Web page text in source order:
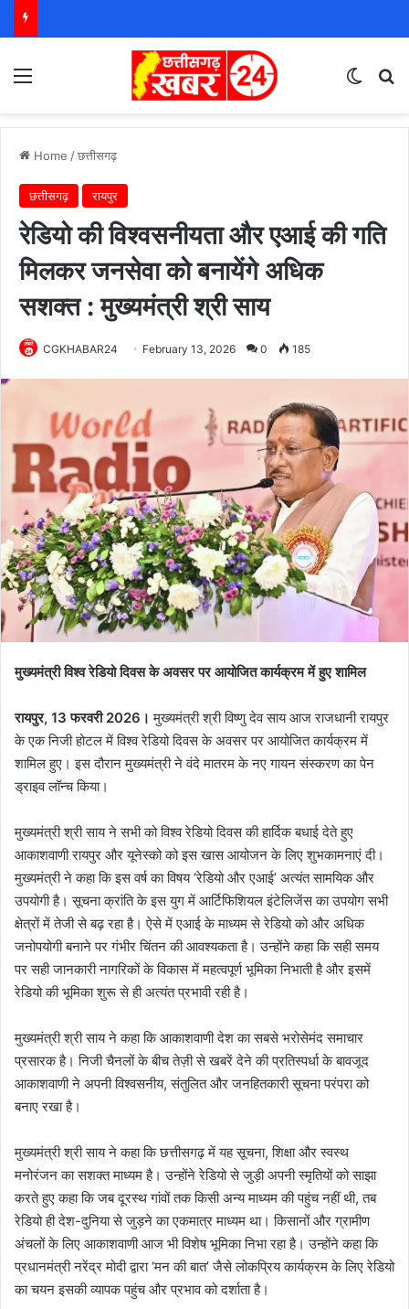
Home /छत्तीसगढ़
छत्तीसगढ़ रायपुर
रेडियो की विश्वसनीयता और एआई की गति
मिलकर जनसेवा को बनायेंगे अधिक
सशक्त : मुख्यमंत्री श्री साय
CGKHABAR24 February 13, 2026 0 185
मुख्यमंत्री विश्व रेडियो दिवस के अवसर पर आयोजित कार्यक्रम में हुए शामिल
रायपुर, 13 फरवरी 2026।मुख्यमंत्री श्री विष्णु देव साय आज राजधानी रायपुर
के एक निजी होटल में विश्व रेडियो दिवस के अवसर पर आयोजित कार्यक्रम में
शामिल हुए। इस दौरान मुख्यमंत्री ने वंदे मातरम के नए गायन संस्करण का पेन
ड्राइव लॉन्च किया।
मुख्यमंत्री श्री साय ने सभी को विश्व रेडियो दिवस की हार्दिक बधाई देते हुए
आकाशवाणी रायपुर और यूनेस्को को इस खास आयोजन के लिए शुभकामनाएं दी।
मुख्यमंत्री ने कहा कि इस वर्ष का विषय ‘रेडियो और एआई’ अत्यंत सामयिक और
उपयोगी है। सूचना क्रांति के इस युग में आर्टिफिशियल इंटेलिजेंस का उपयोग सभी
क्षेत्रों में तेजी से बढ़ रहा है। ऐसे में एआई के माध्यम से रेडियो को और अधिक
जनोपयोगी बनाने पर गंभीर चिंतन की आवश्यकता है। उन्होंने कहा कि सही समय
पर सही जानकारी नागरिकों के विकास में महत्वपूर्ण भूमिका निभाती है और इसमें
रेडियो की भूमिका शुरू से ही अत्यंत प्रभावी रही है।
मुख्यमंत्री श्री साय ने कहा कि आकाशवाणी देश का सबसे भरोसेमंद समाचार
प्रसारक है। निजी चैनलों के बीच तेज़ी से खबरें देने की प्रतिस्पर्धा के बावजूद
आकाशवाणी ने अपनी विश्वसनीय, संतुलित और जनहितकारी सूचना परंपरा को
बनाए रखा है।
मुख्यमंत्री श्री साय ने कहा कि छत्तीसगढ़ में यह सूचना, शिक्षा और स्वस्थ
मनोरंजन का सशक्त माध्यम है। उन्होंने रेडियो से जुड़ी अपनी स्मृतियों को साझा
करते हुए कहा कि जब दूरस्थ गांवों तक किसी अन्य माध्यम की पहुंच नहीं थी, तब
रेडियो ही देश-दुनिया से जुड़ने का एकमात्र माध्यम था। किसानों और ग्रामीण
अंचलों के लिए आकाशवाणी आज भी विशेष भूमिका निभा रहा है। उन्होंने कहा कि
प्रधानमंत्री नरेंद्र मोदी द्वारा ‘मन की बात’ जैसे लोकप्रिय कार्यक्रम के लिए रेडियो
का चयन इसकी व्यापक पहुंच और प्रभाव को दर्शाता है।